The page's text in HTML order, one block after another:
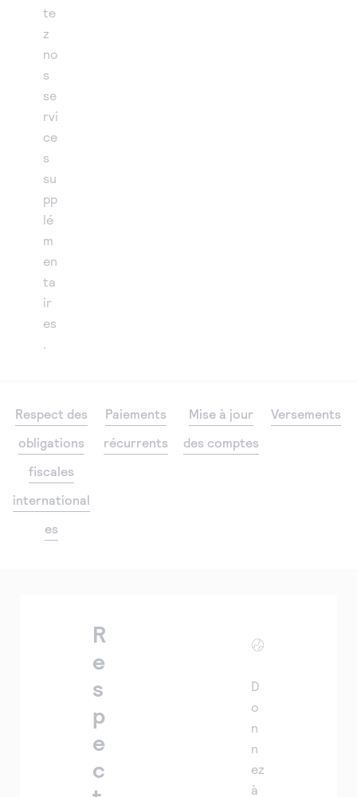
te
z
no
s
se
rvi
ce
s
su
pp
lé
m
en
ta
ir
es
.
Respect des
obligations
fiscales
international
es
Paiements
récurrents
Mise à jour
des comptes
Versements
R
e
s
p
e
c
D
o
n
n
ez
à